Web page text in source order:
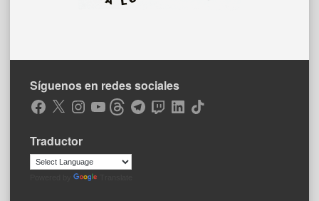
Síguenos en redes sociales
Facebook
X Instagram
YouTubeThreadsTelegramTwitchLinkedIn
TikTok
Traductor